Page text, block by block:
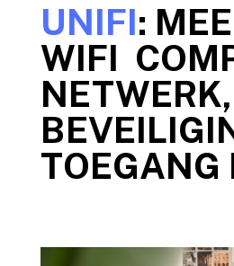
UNIFI:
WIFI
NETWERK,
TOEGANG